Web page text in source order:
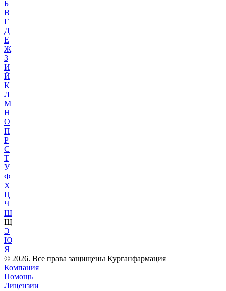
Б
В
Г
Д
Е
Ж
З
И
Й
К
Л
М
Н
О
П
Р
С
Т
У
Ф
Х
Ц
Ч
Ш
Щ
Э
Ю
Я
© 2026. Все права защищены Курганфармация
Компания
Помощь
Лицензии